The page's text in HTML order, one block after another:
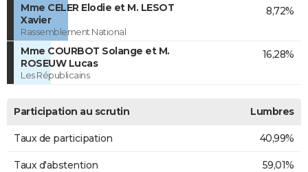
Mme CELER Elodie et M. LESOT
Xavier
Rassemblement National
8,72%
Mme COURBOT Solange et M.
ROSEUW Lucas
Les Républicains
16,28%
Participation au scrutin Lumbres
Taux de participation 40,99%
Taux d'abstention 59,01%